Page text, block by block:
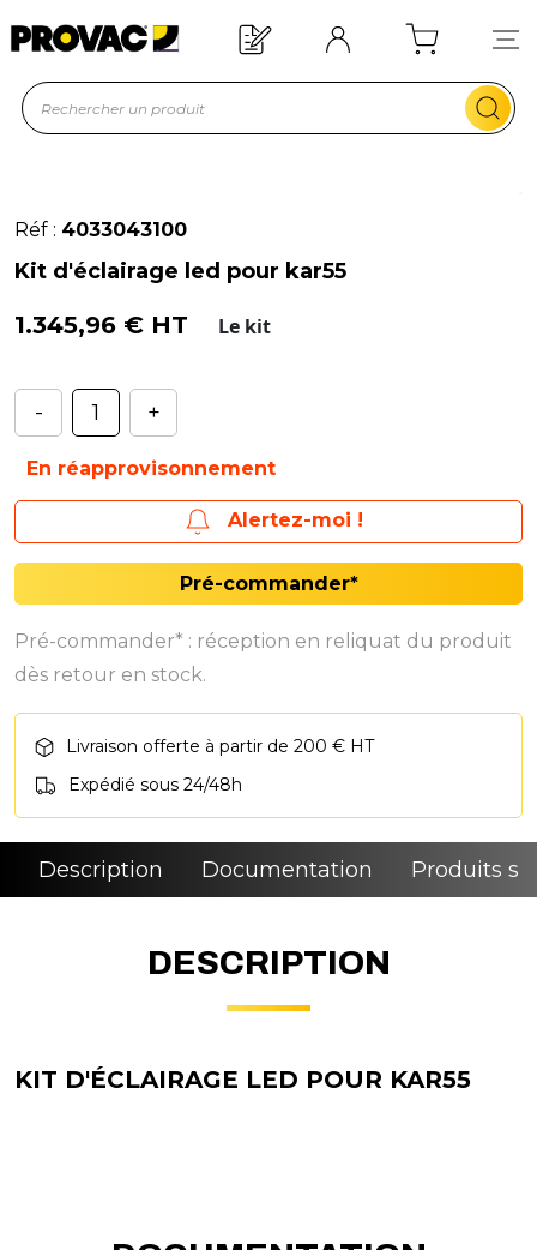
? Devis rapide !
Réf : 4033043100
Kit d'éclairage led pour kar55
1.345,96 € HT Le kit
- +
En réapprovisonnement
Alertez-moi !
Pré-commander*
Pré-commander* : réception en reliquat du produit
dès retour en stock.
Livraison offerte à partir de 200 € HT
Expédié sous 24/48h
Description Documentation Produits
DESCRIPTION
KIT D'ÉCLAIRAGE LED POUR KAR55